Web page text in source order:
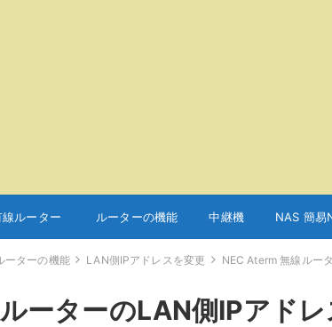
ルーター ルーターの機能 中継機 NAS 簡易
ーターの機能 LAN側IPアドレスを変更 NEC Aterm 無線ルー
ーターのLAN側IPアド